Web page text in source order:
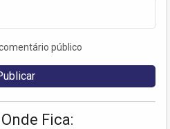
público
Fica: